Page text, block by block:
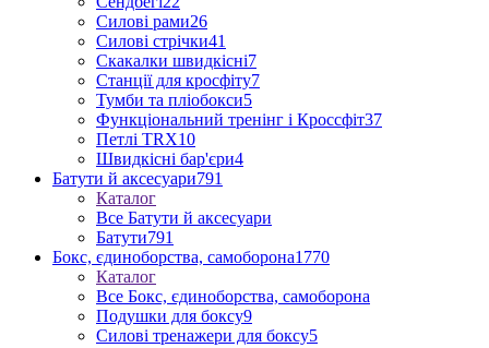
Силові рами26
Силові стрічки41
Скакалки швидкісні7
Станції для кросфіту7
Тумби та пліобокси5
Функціональний тренінг і Кроссфіт37
Петлі TRX10
Швидкісні бар'єри4
Батути й аксесуари791
Каталог
Все Батути й аксесуари
Батути791
Бокс, єдиноборства, самоборона1770
Каталог
Все Бокс, єдиноборства, самоборона
Подушки для боксу9
Силові тренажери для боксу5